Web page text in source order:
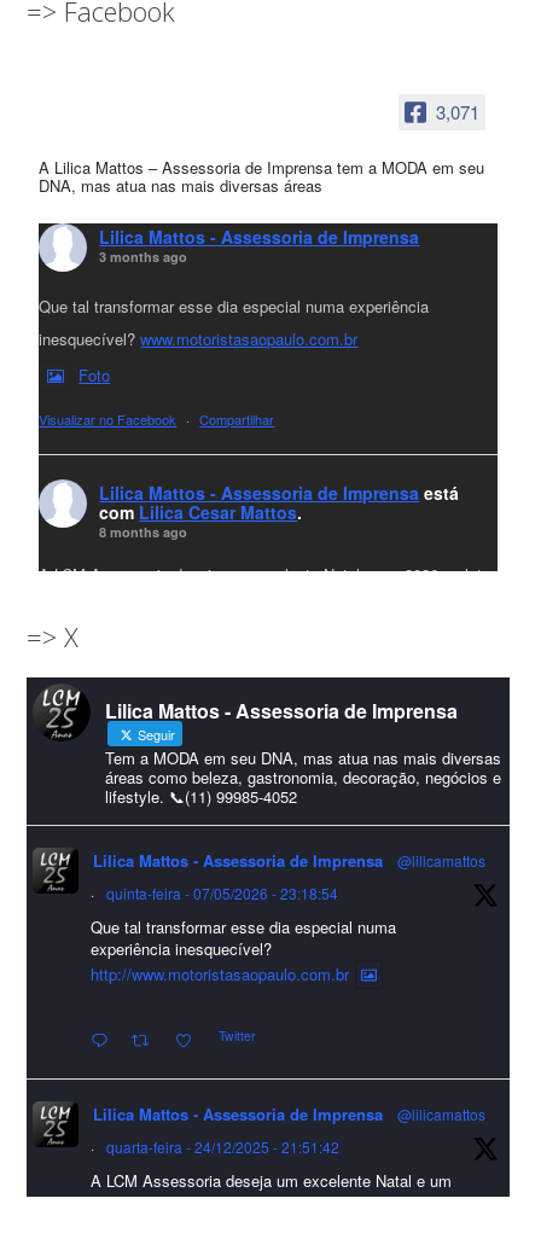
=> Facebook
3,071
A Lilica Mattos – Assessoria de Imprensa tem a MODA em seu
DNA, mas atua nas mais diversas áreas
Lilica Mattos - Assessoria de Imprensa
3 months ago
Que tal transformar esse dia especial numa experiência
inesquecível?www.motoristasaopaulo.com.br
Foto
Visualizar no Facebook · Compartilhar
Lilica Mattos - Assessoria de Imprensa está
com Lilica Cesar Mattos.
8 months ago
A LCM Assessoria deseja um excelente Natal e um 2026 repleto
amigos que sempre nos acompanham!🎄✨🥂❤️
#lcmassessoriassessoria#natal #merrychristmas #felizanonovo
#HappyNewYear
Foto
Visualizar no Facebook · Compartilhar
Lilica Mattos - Assessoria de Imprensa
9 months ago
A Abrafas - Associação Brasileira de Fibras Artificiais e
Sintéticas foi destaque na Revista Química e Derivados, na
incertezas do mercado global".
Confira detalhes 🗞📰📈
#sustentabilidade #FibrasSintéticas #EconomiaCircular #Abrafas
#IndústriaTêxtil
Foto
=> X
Lilica Mattos - Assessoria de Imprensa
Seguir
Tem a MODA em seu DNA, mas atua nas mais diversas
áreas como beleza, gastronomia, decoração, negócios e
lifestyle. 📞(11) 99985-4052
Lilica Mattos - Assessoria de Imprensa
@lilicamattos
·
quinta-feira - 07/05/2026 - 23:18:54
Que tal transformar esse dia especial numa
experiência inesquecível?
http://www.motoristasaopaulo.com.br
Twitter
Lilica Mattos - Assessoria de Imprensa
@lilicamattos
·
quarta-feira - 24/12/2025 - 21:51:42
A LCM Assessoria deseja um excelente Natal e um
2026 repleto de conquistas e realizações para todos